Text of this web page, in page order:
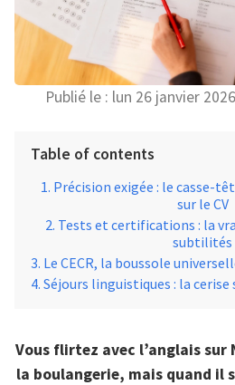
Publié le : lun 26 janvier 2026
Table of contents
Précision exigée : le casse-
sur le CV
Tests et certifications : la
subtilités
Le CECR, la boussole
Séjours linguistiques : la cerise
Vous flirtez avec l’anglais sur
la boulangerie, mais quand il